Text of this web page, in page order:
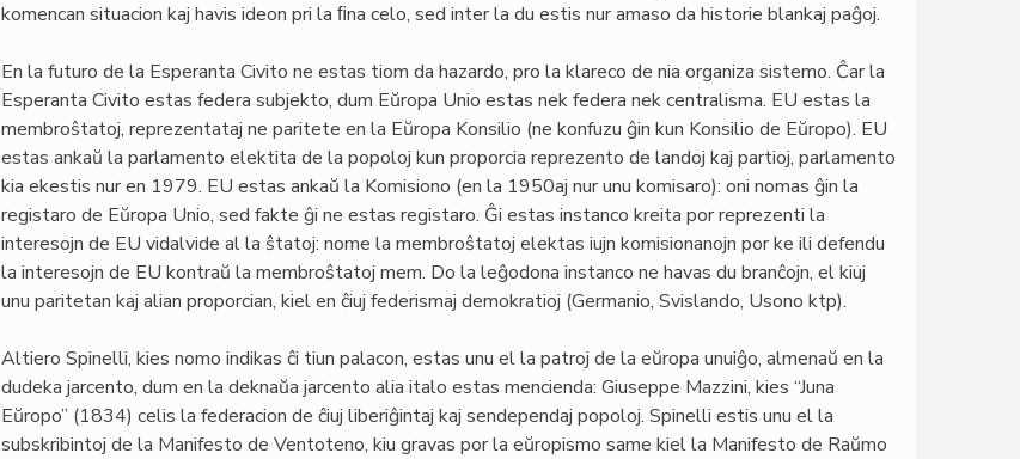
komencan situacion kaj havis ideon pri la ﬁna celo, sed inter la du estis nur amaso da historie blankaj paĝoj.
En la futuro de la Esperanta Civito ne estas tiom da hazardo, pro la klareco de nia organiza sistemo. Ĉar la
Esperanta Civito estas federa subjekto, dum Eŭropa Unio estas nek federa nek centralisma. EU estas la
membroŝtatoj, reprezentataj ne paritete en la Eŭropa Konsilio (ne konfuzu ĝin kun Konsilio de Eŭropo). EU
estas ankaŭ la parlamento elektita de la popoloj kun proporcia reprezento de landoj kaj partioj, parlamento
kia ekestis nur en 1979. EU estas ankaŭ la Komisiono (en la 1950aj nur unu komisaro): oni nomas ĝin la
registaro de Eŭropa Unio, sed fakte ĝi ne estas registaro. Ĝi estas instanco kreita por reprezenti la
interesojn de EU vidalvide al la ŝtatoj: nome la membroŝtatoj elektas iujn komisionanojn por ke ili defendu
la interesojn de EU kontraŭ la membroŝtatoj mem. Do la leĝodona instanco ne havas du branĉojn, el kiuj
unu paritetan kaj alian proporcian, kiel en ĉiuj federismaj demokratioj (Germanio, Svislando, Usono ktp).
Altiero Spinelli, kies nomo indikas ĉi tiun palacon, estas unu el la patroj de la eŭropa unuiĝo, almenaŭ en la
dudeka jarcento, dum en la deknaŭa jarcento alia italo estas mencienda: Giuseppe Mazzini, kies “Juna
Eŭropo” (1834) celis la federacion de ĉiuj liberiĝintaj kaj sendependaj popoloj. Spinelli estis unu el la
subskribintoj de la Manifesto de Ventoteno, kiu gravas por la eŭropismo same kiel la Manifesto de Raŭmo